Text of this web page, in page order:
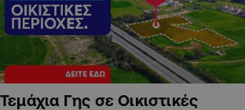
Τεμάχια Γης σε Οικιστικές